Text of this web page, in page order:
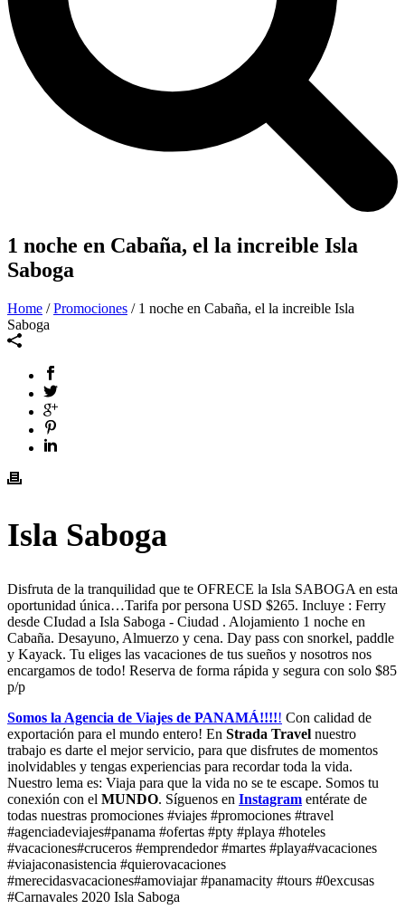
1 noche en Cabaña, el la increible Isla
Saboga
Home /Promociones / 1 noche en Cabaña, el la increible Isla
Saboga
Isla Saboga
Disfruta de la tranquilidad que te OFRECE la Isla SABOGA en esta
oportunidad única…Tarifa por persona USD $265. Incluye : Ferry
desde CIudad a Isla Saboga - Ciudad . Alojamiento 1 noche en
Cabaña. Desayuno, Almuerzo y cena. Day pass con snorkel, paddle
y Kayack. Tu eliges las vacaciones de tus sueños y nosotros nos
encargamos de todo! Reserva de forma rápida y segura con solo $85
p/p
Somos la Agencia de Viajes de PANAMÁ!!!!! Con calidad de
exportación para el mundo entero! En Strada Travel nuestro
trabajo es darte el mejor servicio, para que disfrutes de momentos
inolvidables y tengas experiencias para recordar toda la vida.
Nuestro lema es: Viaja para que la vida no se te escape. Somos tu
conexión con el MUNDO. Síguenos en Instagram entérate de
todas nuestras promociones #viajes #promociones #travel
#agenciadeviajes#panama #ofertas #pty #playa #hoteles
#vacaciones#cruceros #emprendedor #martes #playa#vacaciones
#viajaconasistencia #quierovacaciones
#merecidasvacaciones#amoviajar #panamacity #tours #0excusas
#Carnavales 2020 Isla Saboga